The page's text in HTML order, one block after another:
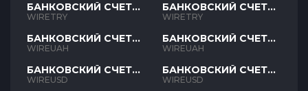
БАНКОВСКИЙ СЧЕТ
TRY
WIRETRY
БАНКОВСКИЙ СЧЕТ
UAH
WIREUAH
БАНКОВСКИЙ СЧЕТ
USD
WIREUSD
БАНКОВСКИЙ СЧЕТ
TRY
WIRETRY
БАНКОВСКИЙ СЧЕТ
UAH
WIREUAH
БАНКОВСКИЙ СЧЕТ
USD
WIREUSD